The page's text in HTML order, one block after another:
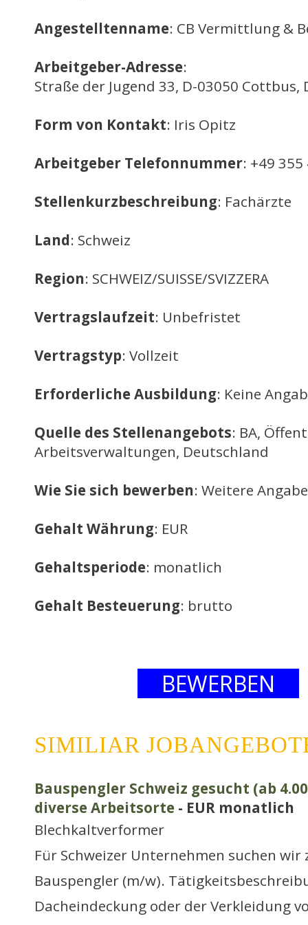
Angestelltenname: CB Vermittlung &
Arbeitgeber-Adresse:
Straße der Jugend 33, D-03050 Cottbus,
Form von Kontakt: Iris Opitz
Arbeitgeber Telefonnummer: +49
Stellenkurzbeschreibung: Fachärzte
Land: Schweiz
Region: SCHWEIZ/SUISSE/SVIZZERA
Vertragslaufzeit: Unbefristet
Vertragstyp: Vollzeit
Erforderliche Ausbildung: Keine
Quelle des Stellenangebots: BA,
Arbeitsverwaltungen, Deutschland
Wie Sie sich bewerben: Weitere
Gehalt Währung: EUR
Gehaltsperiode: monatlich
Gehalt Besteuerung: brutto
BEWERBEN
SIMILIAR
Bauspengler Schweiz gesucht (ab
diverse Arbeitsorte - EUR monatlich
Blechkaltverformer
Für Schweizer Unternehmen suchen
Bauspengler (m/w).
Dacheindeckung oder der Verkleidung